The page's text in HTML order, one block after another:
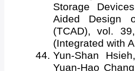
Storage
Aided Design
(TCAD), vol.
(Integrated with
Yun-Shan
Yuan-Hao Chang